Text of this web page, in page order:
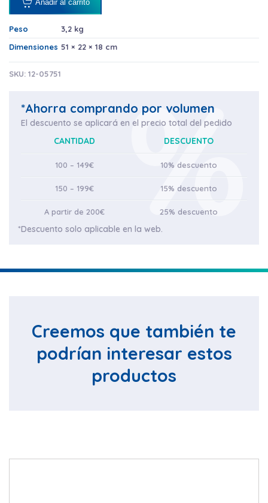
Añadir al carrito
Peso
3,2 kg
Dimensiones 51 × 22 × 18 cm
SKU: 12-05751
*Ahorra comprando por volumen
El descuento se aplicará en el precio total del pedido
CANTIDAD
DESCUENTO
100 – 149€ 10% descuento
150 – 199€ 15% descuento
A partir de 200€ 25% descuento
*Descuento solo aplicable en la web.
Creemos que también te
podrían interesar estos
productos